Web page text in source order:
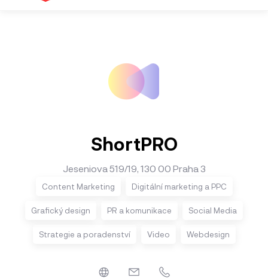
ShortPRO
Jeseniova 519/19, 130 00 Praha 3
Content Marketing Digitální marketing a PPC
Grafický design PR a komunikace Social Media
Strategie a poradenství Video Webdesign